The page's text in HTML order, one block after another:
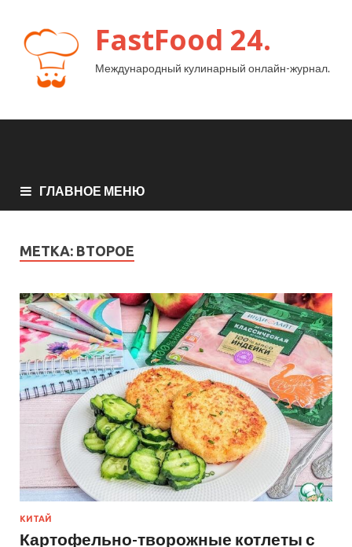
FastFood 24.
Международный кулинарный онлайн-журнал.
ГЛАВНОЕ МЕНЮ
МЕТКА: ВТОРОЕ
КИТАЙ
Картофельно-творожные котлеты с